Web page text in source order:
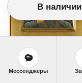
<<Четверг,
В наличии
Мессенджеры